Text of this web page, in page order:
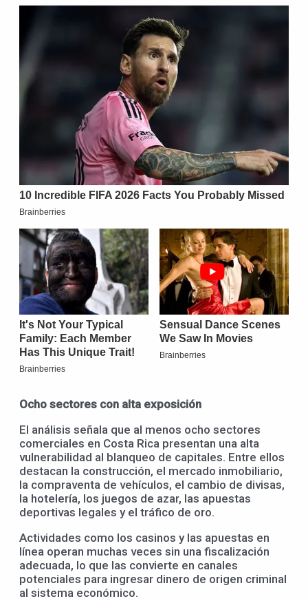
Ocho sectores con alta exposición
El análisis señala que al menos ocho sectores
comerciales en Costa Rica presentan una alta
vulnerabilidad al blanqueo de capitales. Entre ellos
destacan la construcción, el mercado inmobiliario,
la compraventa de vehículos, el cambio de divisas,
la hotelería, los juegos de azar, las apuestas
deportivas legales y el tráfico de oro.
Actividades como los casinos y las apuestas en
línea operan muchas veces sin una fiscalización
adecuada, lo que las convierte en canales
potenciales para ingresar dinero de origen criminal
al sistema económico.